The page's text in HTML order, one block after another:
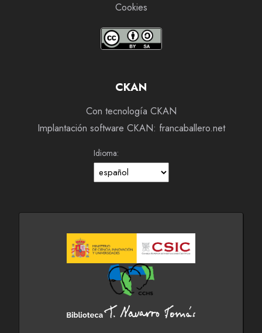
Cookies
CKAN
Con tecnología CKAN
Implantación software CKAN: francaballero.net
Idioma